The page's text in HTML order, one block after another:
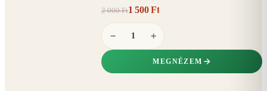
2 000 Ft1 500 Ft
− +
MEGNÉZEM